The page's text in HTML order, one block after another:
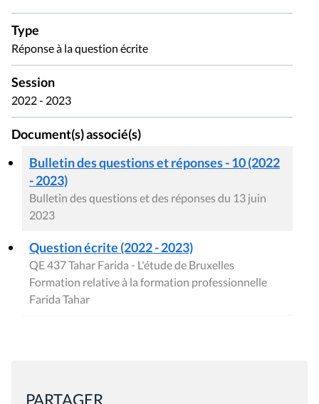
Type
Réponse à la question écrite
Session
2022 - 2023
Document(s) associé(s)
Bulletin des questions et réponses - 10 (2022
- 2023)
Bulletin des questions et des réponses du 13 juin
2023
Question écrite (2022 - 2023)
QE 437 Tahar Farida - L'étude de Bruxelles
Formation relative à la formation professionnelle
Farida Tahar
PARTAGER